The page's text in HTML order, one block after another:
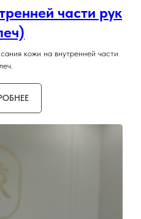
части рук
кожи на внутренней части